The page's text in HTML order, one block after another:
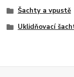
Šachty a vpustě
Uklidňovací